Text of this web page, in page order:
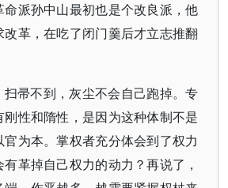
派孙中山最初也是个改良派，他
革，在吃了闭门羹后才立志推翻
帚不到，灰尘不会自己跑掉。专
性和隋性，是因为这种体制不是
为本。掌权者充分体会到了权力
革掉自己权力的动力？再说了，